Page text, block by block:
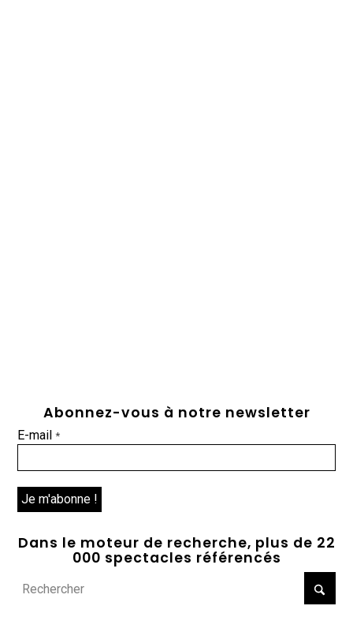
Abonnez-vous à notre newsletter
E-mail*
Dans le moteur de recherche, plus de 22
000 spectacles référencés